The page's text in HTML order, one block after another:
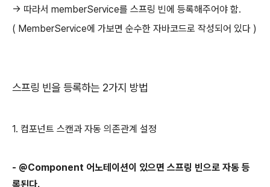
-> 따라서 memberService를 스프링 빈에 등록해주어야 함.
( MemberService에 가보면 순수한 자바코드로 작성되어 있다 )
스프링 빈을 등록하는 2가지 방법
1. 컴포넌트 스캔과 자동 의존관계 설정
- @Component 어노테이션이 있으면 스프링 빈으로 자동 등
록된다.